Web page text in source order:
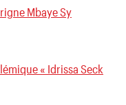
Mbaye Sy
« Idrissa Seck